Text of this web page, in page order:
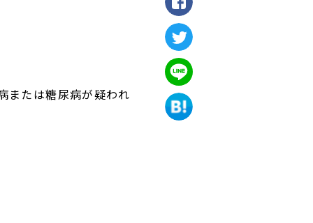
または糖尿病が疑われ